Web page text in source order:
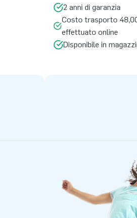
2 anni di garanzia
Costo trasporto
effettuato online
Disponibile in